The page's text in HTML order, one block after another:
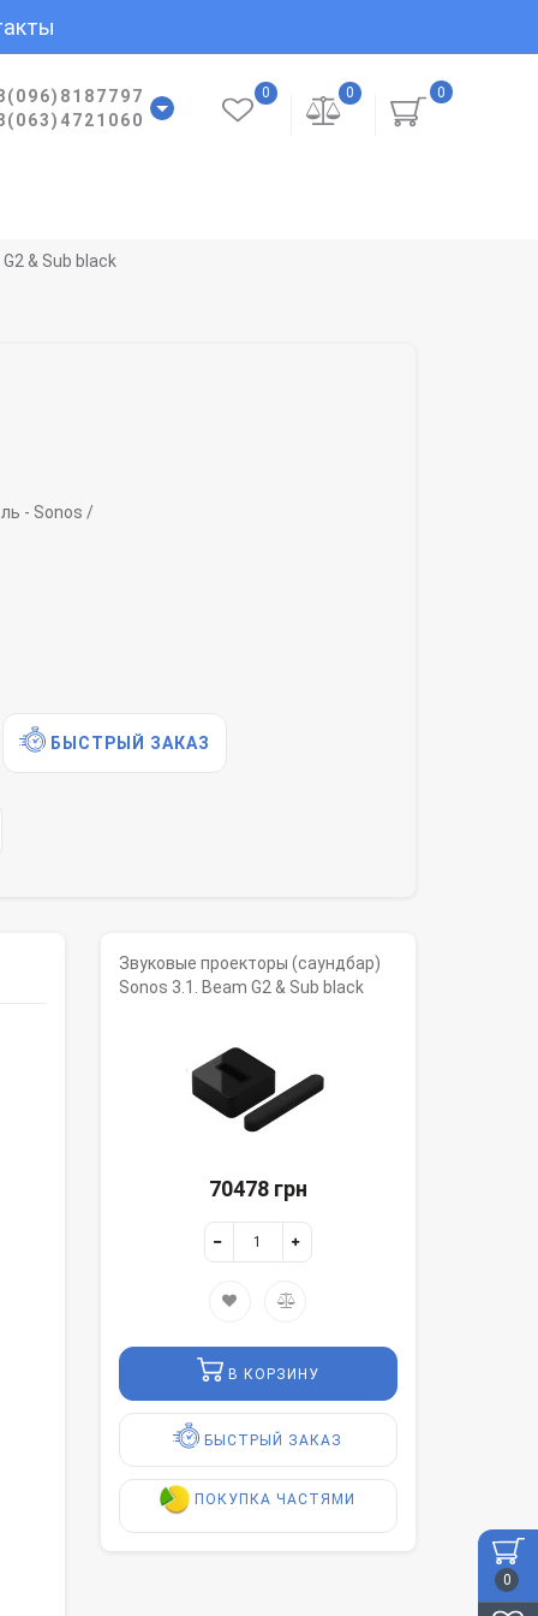
0
0
0
0
& Sub black
- Sonos /
БЫСТРЫЙ ЗАКАЗ
Звуковые проекторы (саундбар)
Sonos 3.1. Beam G2 & Sub black
70478 грн
В КОРЗИНУ
БЫСТРЫЙ ЗАКАЗ
ПОКУПКА ЧАСТЯМИ